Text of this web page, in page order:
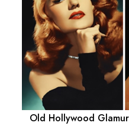
Old Hollywood